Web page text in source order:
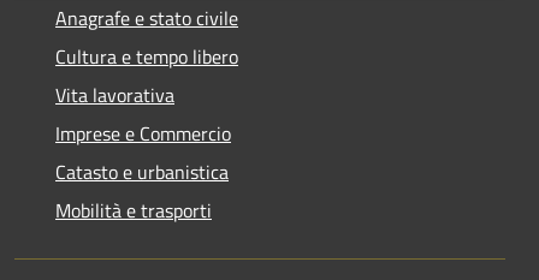
Anagrafe e stato civile
Cultura e tempo libero
Vita lavorativa
Imprese e Commercio
Catasto e urbanistica
Mobilità e trasporti